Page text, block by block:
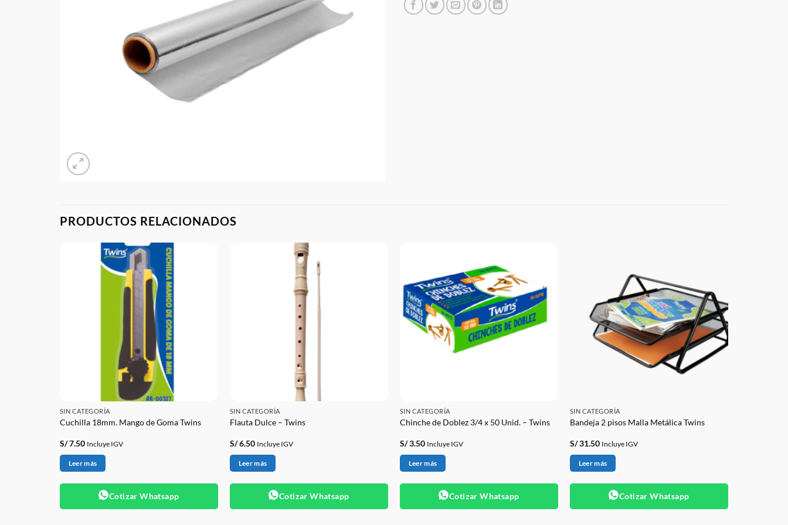
PRODUCTOS RELACIONADOS
SIN CATEGORÍA
Cuchilla 18mm. Mango de Goma Twins
S/7.50 Incluye IGV
Leer más
Cotizar Whatsapp
SIN CATEGORÍA
Flauta Dulce – Twins
S/6.50 Incluye IGV
Leer más
Cotizar Whatsapp
SIN CATEGORÍA
Chinche de Doblez 3/4 x 50 Unid. – Twins
S/3.50 Incluye IGV
Leer más
Cotizar Whatsapp
SIN CATEGORÍA
Bandeja 2 pisos Malla Metálica Twins
S/31.50 Incluye IGV
Leer más
Cotizar Whatsapp